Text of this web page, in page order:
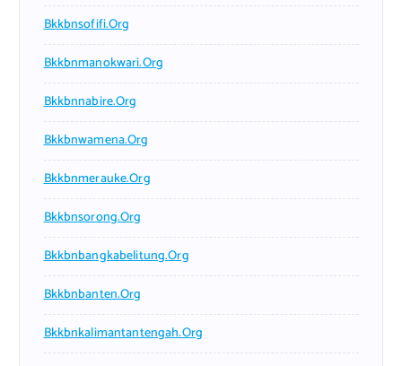
Bkkbnsofifi.org
Bkkbnmanokwari.org
Bkkbnnabire.org
Bkkbnwamena.org
Bkkbnmerauke.org
Bkkbnsorong.org
Bkkbnbangkabelitung.org
Bkkbnbanten.org
Bkkbnkalimantantengah.org